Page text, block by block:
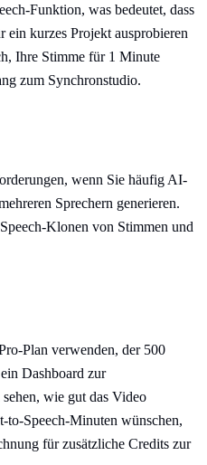
Funktion, was bedeutet, dass
ein kurzes Projekt ausprobieren
Ihre Stimme für 1 Minute
zum Synchronstudio.
wenn Sie häufig AI-
Sprechern generieren.
Klonen von Stimmen und
Plan verwenden, der 500
Dashboard zur
wie gut das Video
to-Speech-Minuten wünschen,
für zusätzliche Credits zur